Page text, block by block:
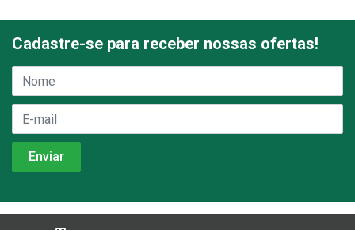
Cadastre-se para receber nossas ofertas!